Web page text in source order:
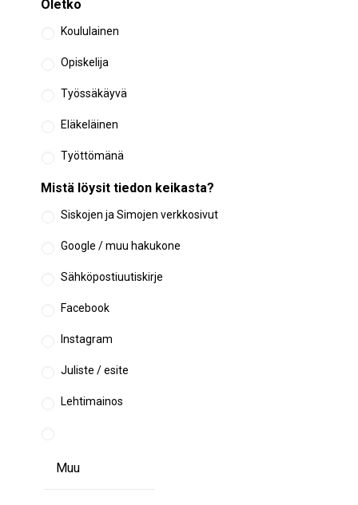
Oletko
Koululainen
Opiskelija
Työssäkäyvä
Eläkeläinen
Työttömänä
Mistä löysit tiedon keikasta?
Siskojen ja Simojen verkkosivut
Google / muu hakukone
Sähköpostiuutiskirje
Facebook
Instagram
Juliste / esite
Lehtimainos